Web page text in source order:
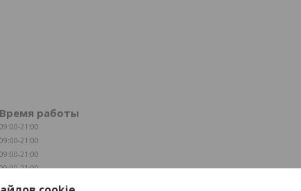
Время работы
09:00-21:00
09:00-21:00
09:00-21:00
09:00-21:00